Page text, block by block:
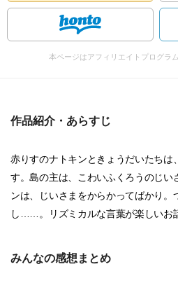
本ページはアフィリエイトプログラ
作品紹介・あらすじ
赤りすのナトキンときょうだいたちは
す。島の主は、こわいふくろうのじい
ンは、じいさまをからかってばかり
し……。リズミカルな言葉が楽しいお
みんなの感想まとめ